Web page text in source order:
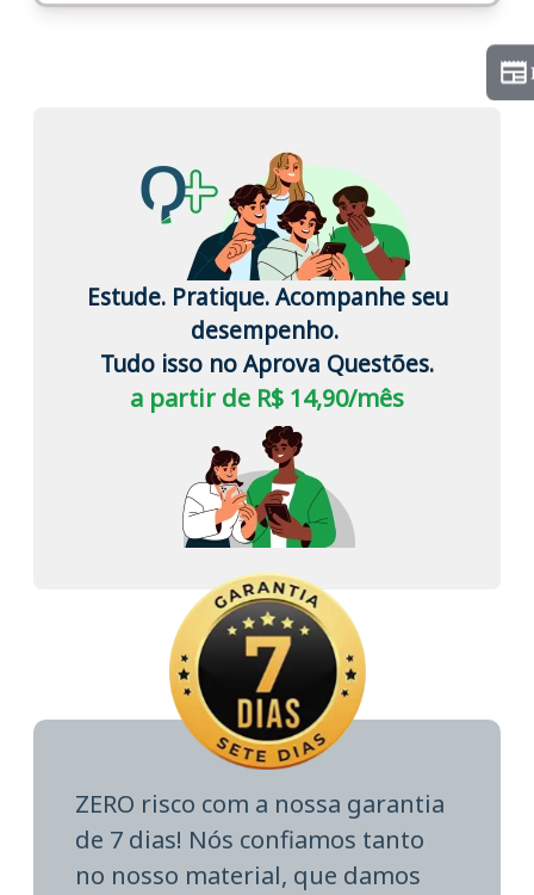
Estude. Pratique. Acompanhe seu
desempenho.
Tudo isso no Aprova Questões.
a partir de R$ 14,90/mês
ZERO risco com a nossa garantia
de 7 dias! Nós confiamos tanto
no nosso material, que damos